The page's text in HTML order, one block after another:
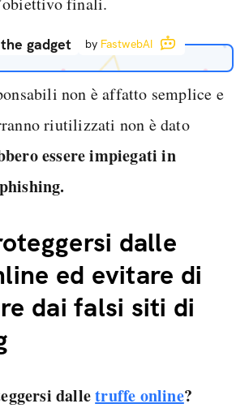
gadget by FastwebAI
non è affatto semplice e
riutilizzati non è dato
essere impiegati in
dalle
ed evitare di
dai falsi siti di
dalletruffe online?